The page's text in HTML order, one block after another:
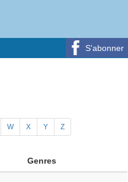
S'abonner
W X Y Z
Genres